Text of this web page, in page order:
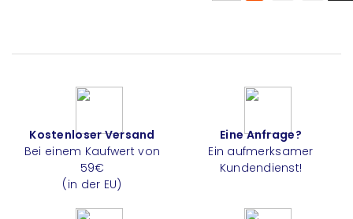
Kostenloser Versand
Bei einem Kaufwert von
59€
(in der EU)
Eine Anfrage?
Ein aufmerksamer
Kundendienst!